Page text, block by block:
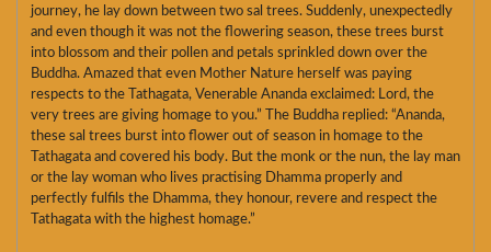
journey, he lay down between two sal trees. Suddenly, unexpectedly
and even though it was not the flowering season, these trees burst
into blossom and their pollen and petals sprinkled down over the
Buddha. Amazed that even Mother Nature herself was paying
respects to the Tathagata, Venerable Ananda exclaimed: Lord, the
very trees are giving homage to you.” The Buddha replied: “Ananda,
these sal trees burst into flower out of season in homage to the
Tathagata and covered his body. But the monk or the nun, the lay man
or the lay woman who lives practising Dhamma properly and
perfectly fulfils the Dhamma, they honour, revere and respect the
Tathagata with the highest homage.”